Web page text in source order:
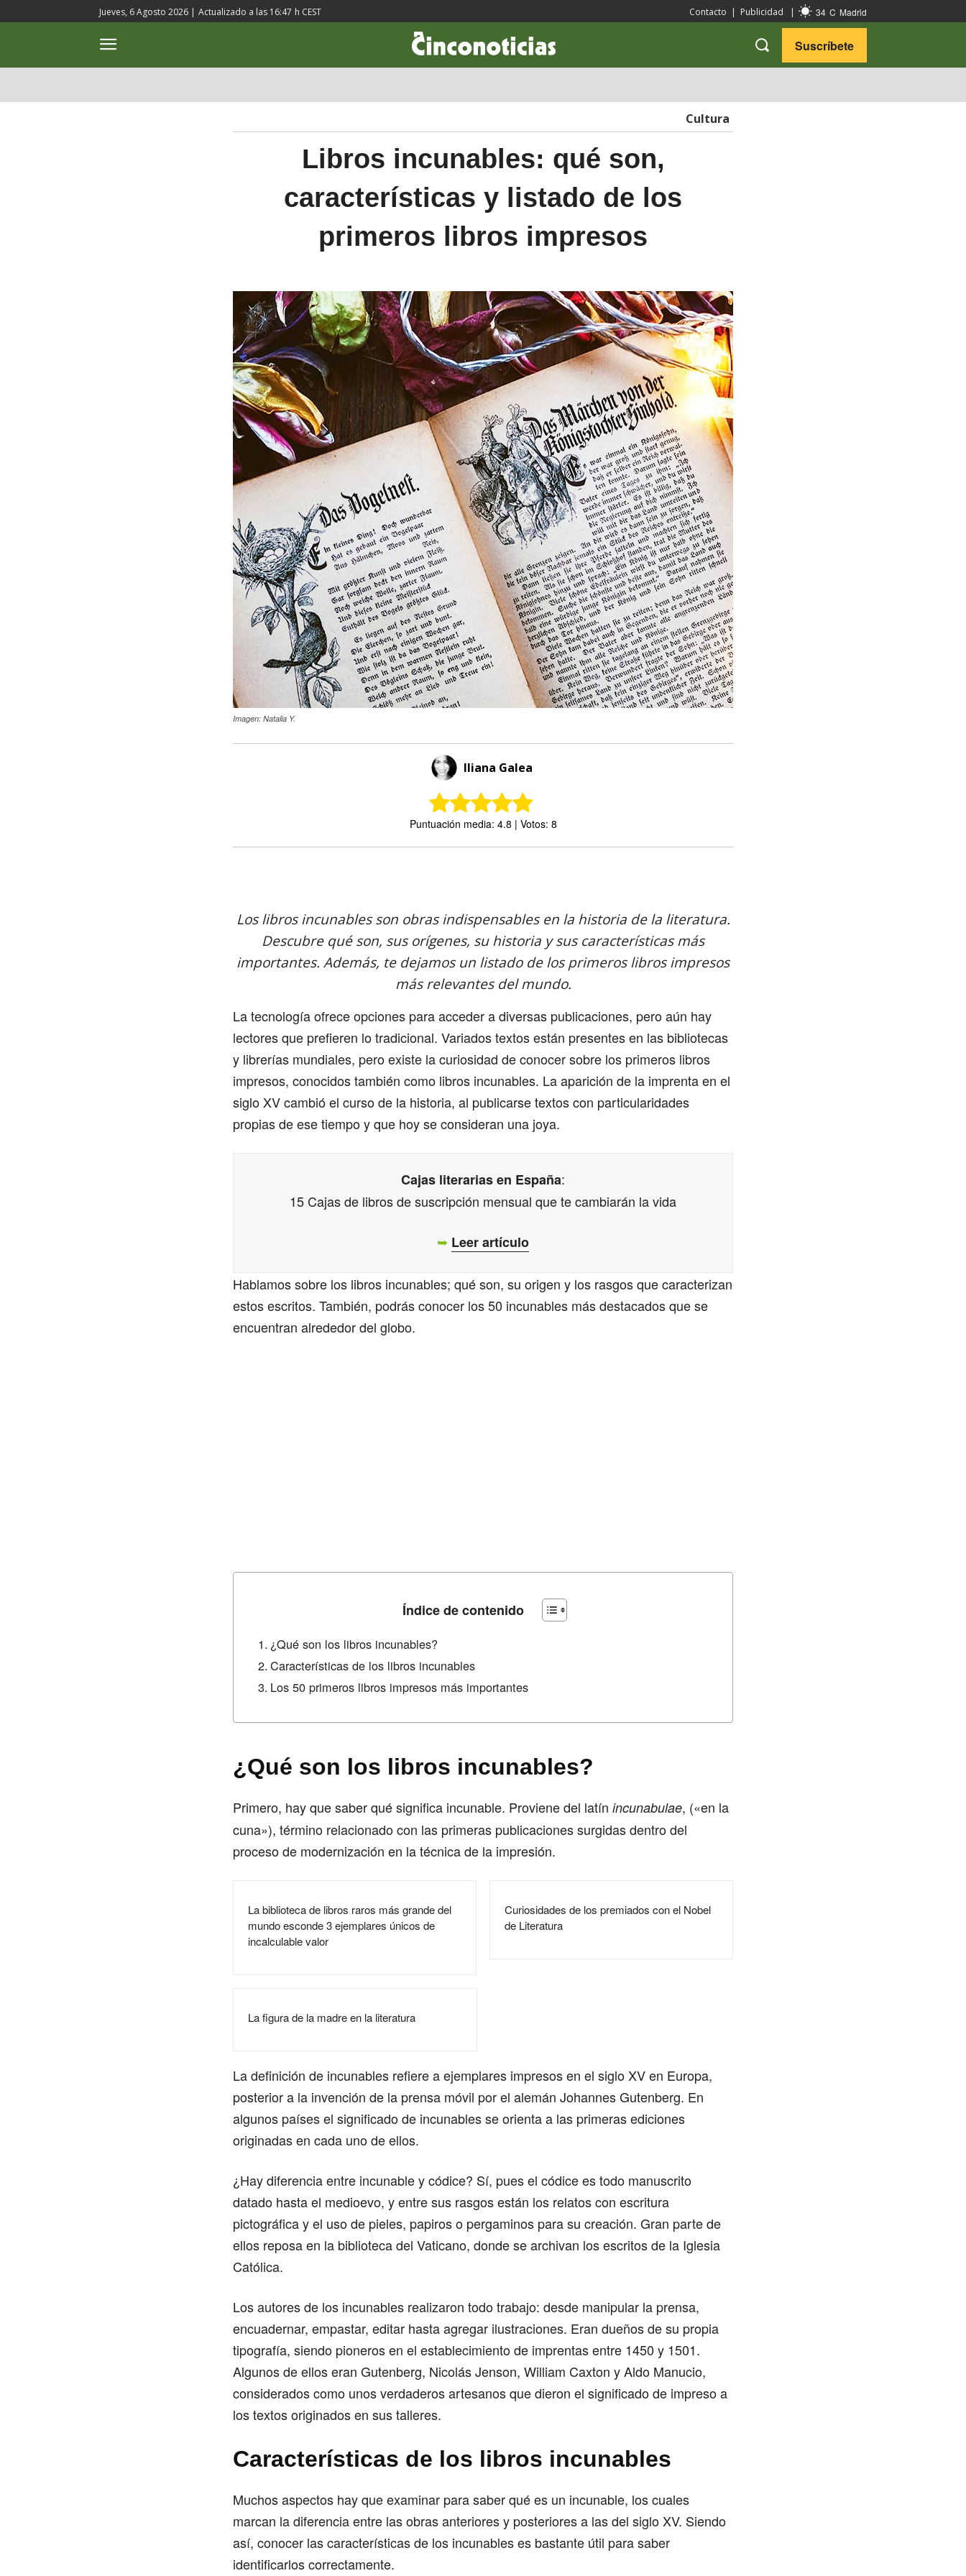
Jueves, 6 Agosto 2026 | Actualizado a las 16:47 h CEST Contacto | Publicidad | 34 C Madrid
Suscríbete
Cultura
Libros incunables: qué son,
características y listado de los
primeros libros impresos
Imagen: Natalia Y.
Iliana Galea
Puntuación media: 4.8 | Votos: 8
Los libros incunables son obras indispensables en la historia de la literatura.
Descubre qué son, sus orígenes, su historia y sus características más
importantes. Además, te dejamos un listado de los primeros libros impresos
más relevantes del mundo.
La tecnología ofrece opciones para acceder a diversas publicaciones, pero aún hay
lectores que prefieren lo tradicional. Variados textos están presentes en las bibliotecas
y librerías mundiales, pero existe la curiosidad de conocer sobre los primeros libros
impresos, conocidos también como libros incunables. La aparición de la imprenta en el
siglo XV cambió el curso de la historia, al publicarse textos con particularidades
propias de ese tiempo y que hoy se consideran una joya.
Cajas literarias en España:
15 Cajas de libros de suscripción mensual que te cambiarán la vida
➥ Leer artículo
Hablamos sobre los libros incunables; qué son, su origen y los rasgos que caracterizan
estos escritos. También, podrás conocer los 50 incunables más destacados que se
encuentran alrededor del globo.
Índice de contenido
¿Qué son los libros incunables?
Características de los libros incunables
Los 50 primeros libros impresos más importantes
¿Qué son los libros incunables?
Primero, hay que saber qué significa incunable. Proviene del latín incunabulae, («en la
cuna»), término relacionado con las primeras publicaciones surgidas dentro del
proceso de modernización en la técnica de la impresión.
La biblioteca de libros raros más grande del
mundo esconde 3 ejemplares únicos de
incalculable valor
Curiosidades de los premiados con el Nobel
de Literatura
La figura de la madre en la literatura
La definición de incunables refiere a ejemplares impresos en el siglo XV en Europa,
posterior a la invención de la prensa móvil por el alemán Johannes Gutenberg. En
algunos países el significado de incunables se orienta a las primeras ediciones
originadas en cada uno de ellos.
¿Hay diferencia entre incunable y códice? Sí, pues el códice es todo manuscrito
datado hasta el medioevo, y entre sus rasgos están los relatos con escritura
pictográfica y el uso de pieles, papiros o pergaminos para su creación. Gran parte de
ellos reposa en la biblioteca del Vaticano, donde se archivan los escritos de la Iglesia
Católica.
Los autores de los incunables realizaron todo trabajo: desde manipular la prensa,
encuadernar, empastar, editar hasta agregar ilustraciones. Eran dueños de su propia
tipografía, siendo pioneros en el establecimiento de imprentas entre 1450 y 1501.
Algunos de ellos eran Gutenberg, Nicolás Jenson, William Caxton y Aldo Manucio,
considerados como unos verdaderos artesanos que dieron el significado de impreso a
los textos originados en sus talleres.
Características de los libros incunables
Muchos aspectos hay que examinar para saber qué es un incunable, los cuales
marcan la diferencia entre las obras anteriores y posteriores a las del siglo XV. Siendo
así, conocer las características de los incunables es bastante útil para saber
identificarlos correctamente.